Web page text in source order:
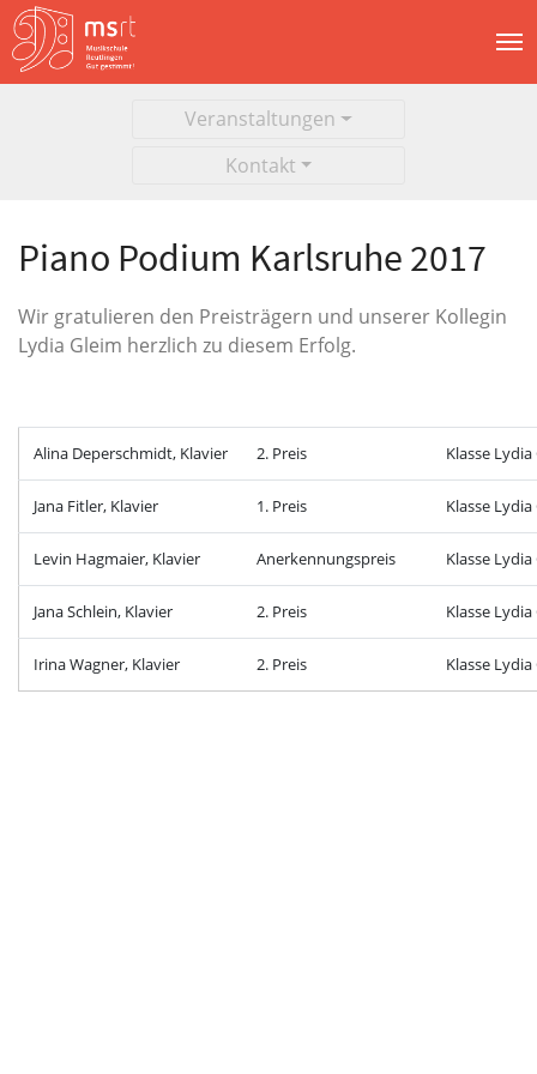
Veranstaltungen
Kontakt
Piano Podium Karlsruhe 2017
Wir gratulieren den Preisträgern und unserer Kollegin
Lydia Gleim herzlich zu diesem Erfolg.
Alina Deperschmidt, Klavier 2. Preis Klasse
Jana Fitler, Klavier 1. Preis Klasse
Levin Hagmaier, Klavier Anerkennungspreis Klasse
Jana Schlein, Klavier 2. Preis Klasse
Irina Wagner, Klavier 2. Preis Klasse